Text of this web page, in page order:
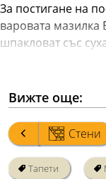
За постигане на
варовата мазилка
шпакловат със
Използването на
микро климата,
отдават влагата в
Вижте още:
Стени
Тапети